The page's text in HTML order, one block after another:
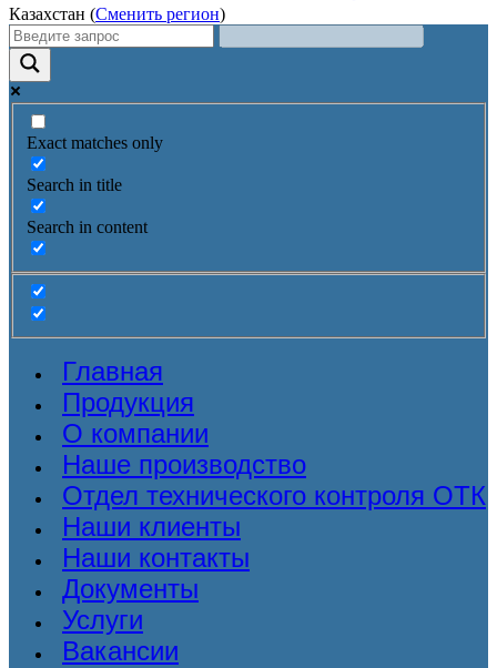
Казахстан (Сменить регион)
Exact matches only
Search in title
Search in content
Главная
Продукция
О компании
Наше производство
Отдел технического контроля ОТК
Наши клиенты
Наши контакты
Документы
Услуги
Вакансии